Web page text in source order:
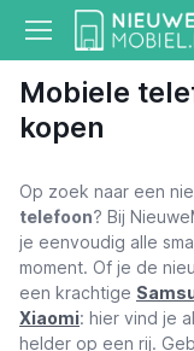
Mobiele
kopen
Op zoek naar een
telefoon? Bij
je eenvoudig alle
moment. Of je de
een krachtige
Xiaomi: hier vind je
helder op een rij.